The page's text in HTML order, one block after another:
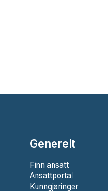
Generelt
Finn ansatt
Ansattportal
Kunngjøringer